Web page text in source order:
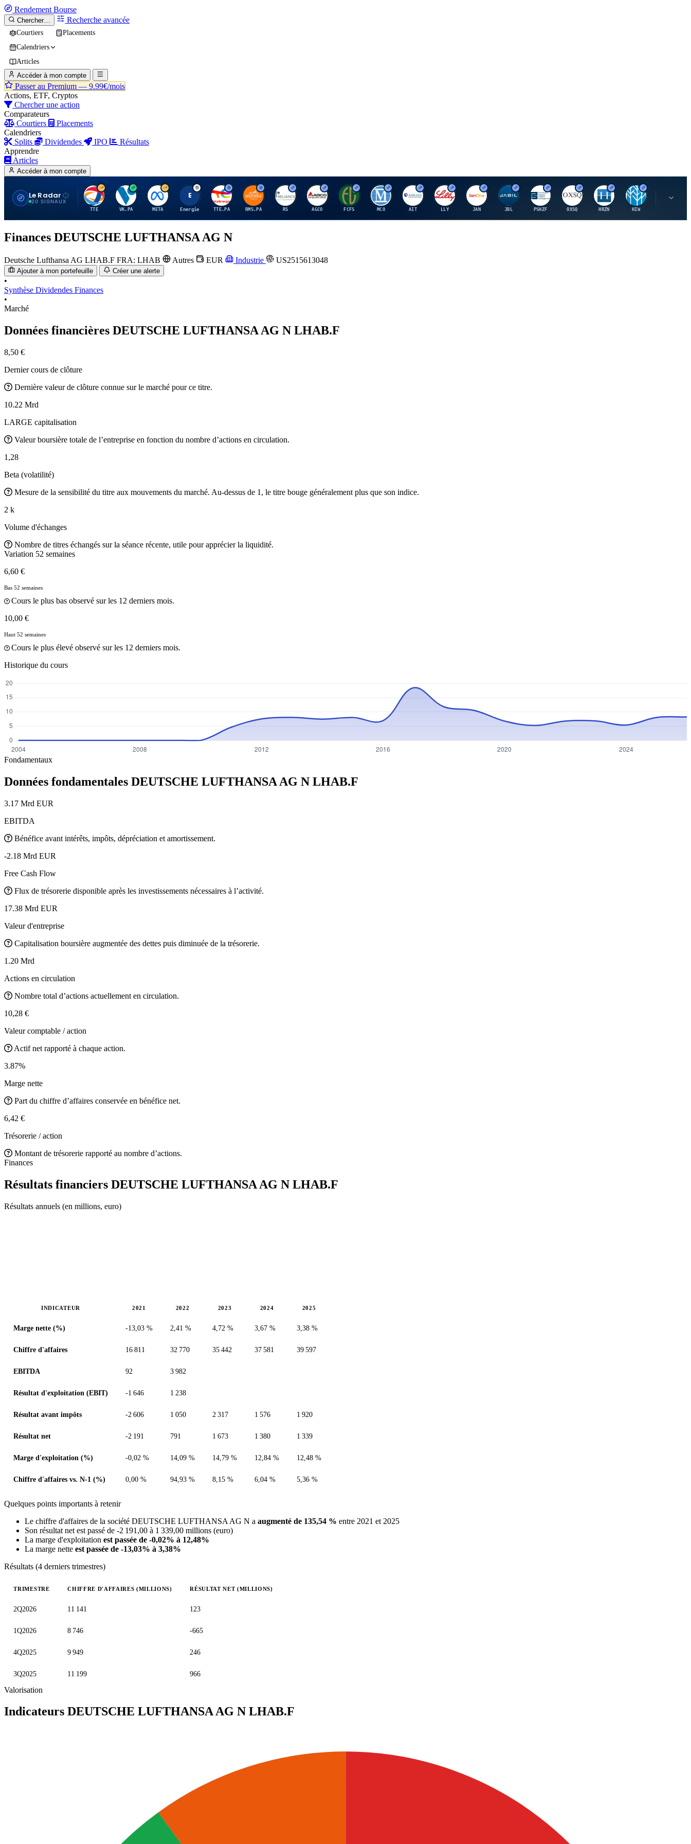
Rendement Bourse
Chercher… Recherche avancée
Courtiers
Placements
Calendriers
Articles
Accéder à mon compte
Passer au Premium — 9.99€/mois
Actions, ETF, Cryptos
Chercher une action
Comparateurs
Courtiers
Placements
Calendriers
Splits
Dividendes IPO
Résultats
Apprendre
Articles
Accéder à mon compte
Le Radar
20 SIGNAUX
T
TTE
V
VK.PA
M
META
E
Energie
T
TTE.PA
H
RMS.PA
R
RS
A
AGCO
F
FCFS
M
MCO
A
AIT
E
LLY
J
JAN
J
JBL
P
PSHZF
O
OXSQ
H
HRZN
H
HIW
U
Finances DEUTSCHE LUFTHANSA AG N
Deutsche Lufthansa AG LHAB.F FRA: LHAB Autres EUR Industrie US2515613048
Ajouter à mon portefeuille Créer une alerte
•
Synthèse Dividendes Finances
•
Marché
Données financières DEUTSCHE LUFTHANSA AG N LHAB.F
8,50 €
Dernier cours de clôture
Dernière valeur de clôture connue sur le marché pour ce titre.
10.22 Mrd
LARGE capitalisation
Valeur boursière totale de l’entreprise en fonction du nombre d’actions en circulation.
1,28
Beta (volatilité)
Mesure de la sensibilité du titre aux mouvements du marché. Au-dessus de 1, le titre bouge généralement plus que son indice.
2 k
Volume d'échanges
Nombre de titres échangés sur la séance récente, utile pour apprécier la liquidité.
Variation 52 semaines
6,60 €
Bas 52 semaines
Cours le plus bas observé sur les 12 derniers mois.
10,00 €
Haut 52 semaines
Cours le plus élevé observé sur les 12 derniers mois.
Historique du cours
Fondamentaux
Données fondamentales DEUTSCHE LUFTHANSA AG N LHAB.F
3.17 Mrd EUR
EBITDA
Bénéfice avant intérêts, impôts, dépréciation et amortissement.
-2.18 Mrd EUR
Free Cash Flow
Flux de trésorerie disponible après les investissements nécessaires à l’activité.
17.38 Mrd EUR
Valeur d'entreprise
Capitalisation boursière augmentée des dettes puis diminuée de la trésorerie.
1.20 Mrd
Actions en circulation
Nombre total d’actions actuellement en circulation.
10,28 €
Valeur comptable / action
Actif net rapporté à chaque action.
3.87%
Marge nette
Part du chiffre d’affaires conservée en bénéfice net.
6,42 €
Trésorerie / action
Montant de trésorerie rapporté au nombre d’actions.
Finances
Résultats financiers DEUTSCHE LUFTHANSA AG N LHAB.F
Résultats annuels (en millions, euro)
INDICATEUR 2021 2022 2023 2024 2025
Marge nette (%) -13,03 % 2,41 % 4,72 % 3,67 % 3,38 %
Chiffre d'affaires 16 811 32 770 35 442 37 581 39 597
EBITDA 92 3 982
Résultat d'exploitation (EBIT) -1 646 1 238
Résultat avant impôts -2 606 1 050 2 317 1 576 1 920
Résultat net -2 191 791 1 673 1 380 1 339
Marge d'exploitation (%) -0,02 % 14,09 % 14,79 % 12,84 % 12,48 %
Chiffre d'affaires vs. N-1 (%) 0,00 % 94,93 % 8,15 % 6,04 % 5,36 %
Quelques points importants à retenir
Le chiffre d'affaires de la société DEUTSCHE LUFTHANSA AG N a augmenté de 135,54 % entre 2021 et 2025
Son résultat net est passé de -2 191,00 à 1 339,00 millions (euro)
La marge d'exploitation est passée de -0,02% à 12,48%
La marge nette est passée de -13,03% à 3,38%
Résultats (4 derniers trimestres)
TRIMESTRE CHIFFRE D'AFFAIRES (MILLIONS) RÉSULTAT NET (MILLIONS)
2Q2026 11 141 123
1Q2026 8 746 -665
4Q2025 9 949 246
3Q2025 11 199 966
Valorisation
Indicateurs DEUTSCHE LUFTHANSA AG N LHAB.F